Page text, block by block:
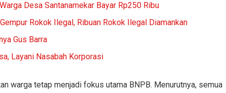
Desa Santanamekar Bayar Rp250 Ribu
Rokok Ilegal, Ribuan Rokok Ilegal Diamankan
Gus Barra
Layani Nasabah Korporasi
warga tetap menjadi fokus utama BNPB. Menurutnya, semua